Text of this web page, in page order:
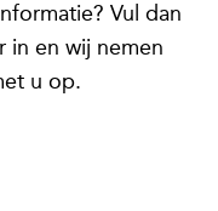
Vul dan
in en wij nemen
u op.